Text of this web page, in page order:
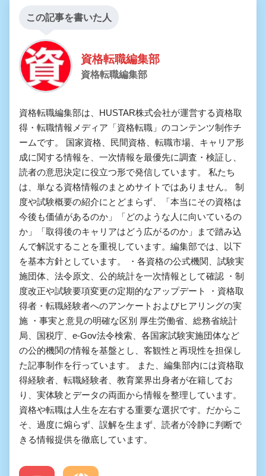
この記事を書いた人
資格転職編集部
資格転職編集部
資格転職編集部は、HUSTAR株式会社が運営する資格取
得・転職情報メディア「資格転職」のコンテンツ制作チ
ームです。 国家資格、民間資格、転職市場、キャリア形
成に関する情報を、一次情報を最優先に調査・検証し、
読者の意思決定に役立つ形で発信しています。 私たち
は、単なる資格情報のまとめサイトではありません。 制
度や試験概要の紹介にとどまらず、「本当にその資格は
今後も価値があるのか」「どのような人に向いているの
か」「取得後のキャリアはどう広がるのか」まで踏み込
んで解説することを重視しています。編集部では、以下
を基本方針としています。 ・各資格の公式機関、試験実
施団体、法令原文、公的統計を一次情報として確認 ・制
度改正や試験要項変更の定期的なアップデート ・資格取
得者・転職経験者へのアンケートおよびヒアリングの実
施 ・事実と意見の明確な区別 厚生労働省、総務省統計
局、国税庁、e-Gov法令検索、各国家試験実施団体など
の公的機関の情報を基盤とし、客観性と再現性を担保し
た記事制作を行っています。 また、編集部内には資格取
得経験者、転職経験者、教育業界出身者が在籍してお
り、実体験とデータの両面から情報を整理しています。
資格や転職は人生を左右する重要な選択です。だからこ
そ、過度に煽らず、誤解を生まず、読者が冷静に判断で
きる情報提供を徹底しています。